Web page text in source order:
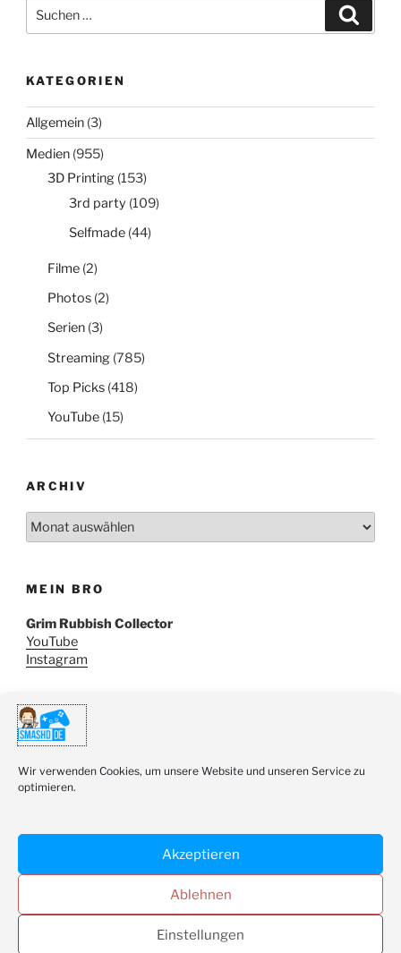
Wir verwenden Cookies, um unsere Website und unseren Service zu
optimieren.
Akzeptieren
Ablehnen
Einstellungen
nach:
KATEGORIEN
Allgemein(3)
Medien(955)
3D Printing(153)
3rd party (109)
Selfmade(44)
Filme(2)
Photos(2)
Serien(3)
Streaming(785)
Top Picks(418)
YouTube(15)
ARCHIV
Archiv
MEIN BRO
Grim Rubbish Collector
YouTube
Instagram
SUCHE
Suchen
nach:
Instagram